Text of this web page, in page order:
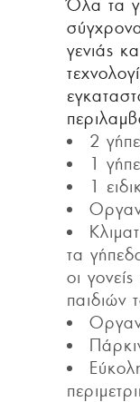
Όλα τα
γενιάς
2
1
1
τα
οι
παιδιών